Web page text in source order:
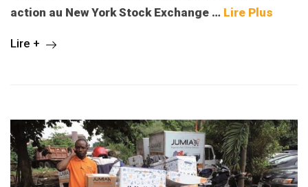
action au New York Stock Exchange … Lire Plus
Lire +